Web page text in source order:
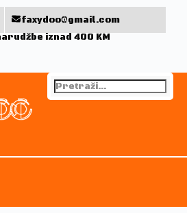
faxydoo@gmail.com
iznad 400 KM